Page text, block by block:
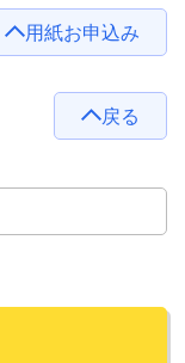
用紙お申込み
戻る